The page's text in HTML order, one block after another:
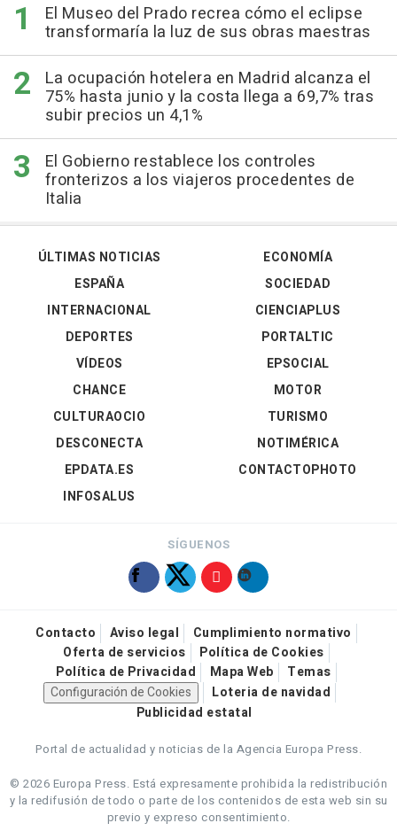
El Museo del Prado recrea cómo el eclipse
transformaría la luz de sus obras maestras
La ocupación hotelera en Madrid alcanza el
75% hasta junio y la costa llega a 69,7% tras
subir precios un 4,1%
El Gobierno restablece los controles
fronterizos a los viajeros procedentes de
Italia
ÚLTIMAS NOTICIAS
ESPAÑA
INTERNACIONAL
DEPORTES
VÍDEOS
ECONOMÍA
SOCIEDAD
CIENCIAPLUS
PORTALTIC
EPSOCIAL
CHANCE
CULTURAOCIO
DESCONECTA
EPDATA.ES
INFOSALUS
MOTOR
TURISMO
NOTIMÉRICA
CONTACTOPHOTO
SÍGUENOS
Contacto Aviso legal
Cumplimiento normativo
Oferta de servicios
Política de Cookies
Política de Privacidad
Mapa Web
Temas
Configuración de Cookies
Loteria de navidad
Publicidad estatal
Portal de actualidad y noticias de la Agencia Europa Press.
© 2026 Europa Press. Está expresamente prohibida la redistribución
y la redifusión de todo o parte de los contenidos de esta web sin su
previo y expreso consentimiento.